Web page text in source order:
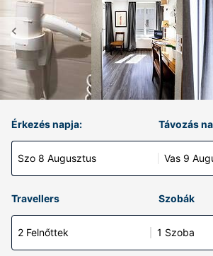
Érkezés napja:
Szo 8 Augusztus
Távozás
Vas 9
Travellers Szobák
2 Felnőttek 1 Szoba